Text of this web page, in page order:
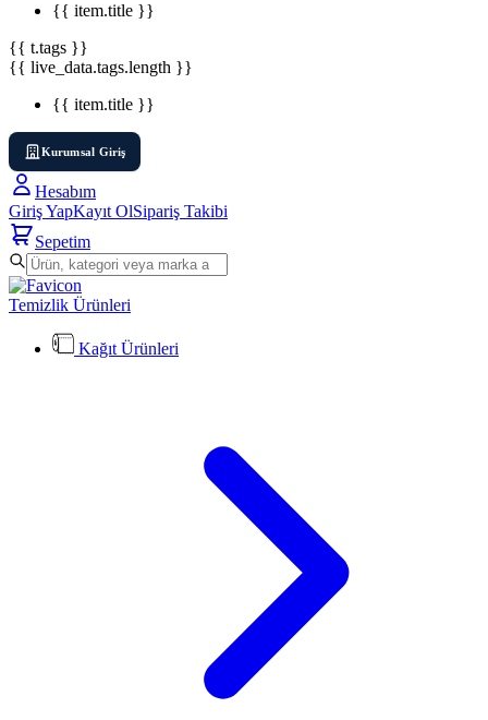
{{ item.title }}
{{ t.tags }}
{{ live_data.tags.length }}
{{ item.title }}
Kurumsal Giriş
Hesabım
Giriş YapKayıt OlSipariş Takibi
Sepetim
Temizlik Ürünleri
Kağıt Ürünleri